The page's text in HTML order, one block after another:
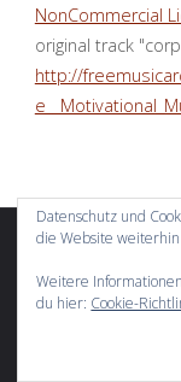
NonCommercial
original track
http://
Datenschutz und
die Website
Weitere
du hier: Cookie-